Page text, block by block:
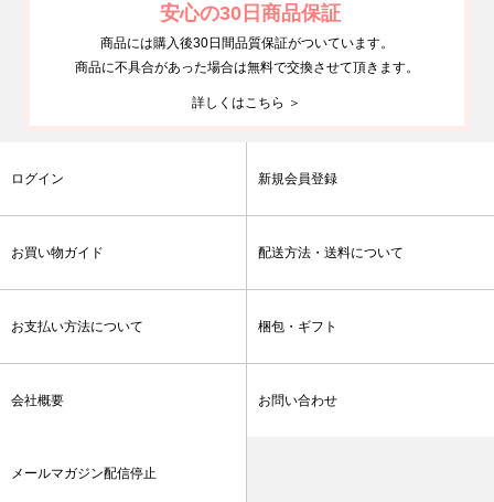
安心の30日商品保証
商品には購入後30日間品質保証がついています。
商品に不具合があった場合は無料で交換させて頂きます。
詳しくはこちら ＞
ログイン 新規会員登録
お買い物ガイド 配送方法・送料について
お支払い方法について 梱包・ギフト
会社概要 お問い合わせ
メールマガジン配信停止